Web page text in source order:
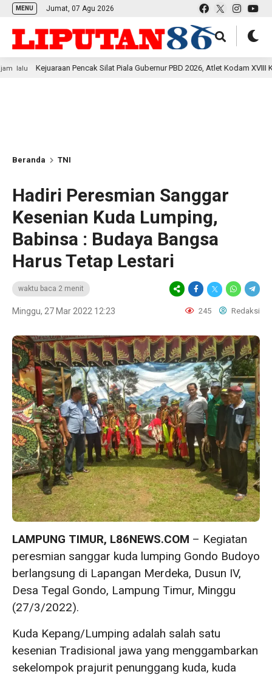
MENU Jumat, 07 Agu 2026
Kejuaraan Pencak Silat Piala Gubernur PBD 2026, Atlet Kodam XVIII Kasuari
Beranda TNI
Hadiri Peresmian Sanggar
Kesenian Kuda Lumping,
Babinsa : Budaya Bangsa
Harus Tetap Lestari
waktu baca 2 menit
Minggu, 27 Mar 2022 12:23 245 Redaksi
LAMPUNG TIMUR, L86NEWS.COM – Kegiatan
peresmian sanggar kuda lumping Gondo Budoyo
berlangsung di Lapangan Merdeka, Dusun IV,
Desa Tegal Gondo, Lampung Timur, Minggu
(27/3/2022).
Kuda Kepang/Lumping adalah salah satu
kesenian Tradisional jawa yang menggambarkan
sekelompok prajurit penunggang kuda, kuda